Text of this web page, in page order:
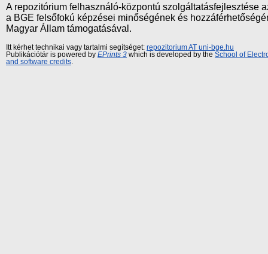
A repozitórium felhasználó-központú szolgáltatásfejlesztése
a BGE felsőfokú képzései minőségének és
Magyar Állam támogatásával.
Itt kérhet technikai vagy tartalmi segítséget: repozitorium AT uni-bge.hu
Publikációtár is powered by EPrints 3 which is developed by the School of
and software credits